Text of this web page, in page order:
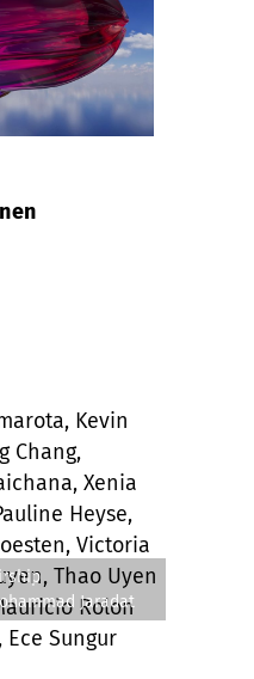
Jaradat
Kevin
Chang,
Xenia
Heyse,
Victoria
Thao Uyen
Rolon
Ece Sungur